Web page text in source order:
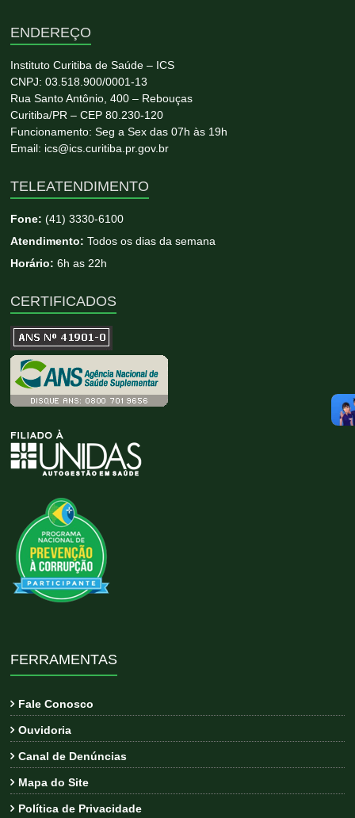
ENDEREÇO
Instituto Curitiba de Saúde – ICS
CNPJ: 03.518.900/0001-13
Rua Santo Antônio, 400 – Rebouças
Curitiba/PR – CEP 80.230-120
Funcionamento: Seg a Sex das 07h às 19h
Email: ics@ics.curitiba.pr.gov.br
TELEATENDIMENTO
Fone:(41) 3330-6100
Atendimento: Todos os dias da semana
Horário: 6h as 22h
CERTIFICADOS
FERRAMENTAS
Fale Conosco
Ouvidoria
Canal de Denúncias
Mapa do Site
Política de Privacidade